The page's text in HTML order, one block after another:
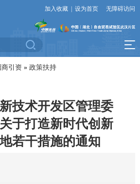
加入收藏 设为首页 无障碍访问
商引资 » 政策扶持
技术开发区管理委
于打造新时代创新
若干措施的通知